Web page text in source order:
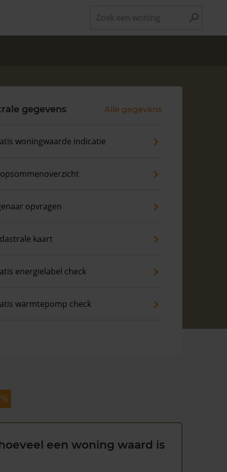
gegevens Alle gegevens
woningwaarde indicatie
opvragen
kaart
energielabel check
warmtepomp check
een woning waard is